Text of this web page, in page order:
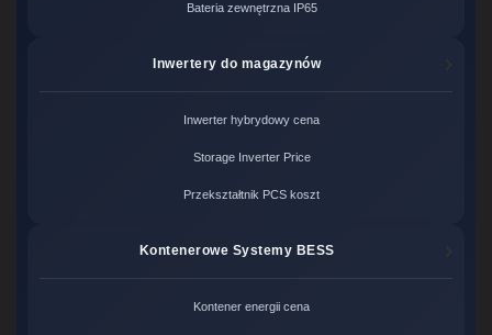
Bateria zewnętrzna IP65
Inwertery do magazynów
Inwerter hybrydowy cena
Storage Inverter Price
Przekształtnik PCS koszt
Kontenerowe Systemy BESS
Kontener energii cena